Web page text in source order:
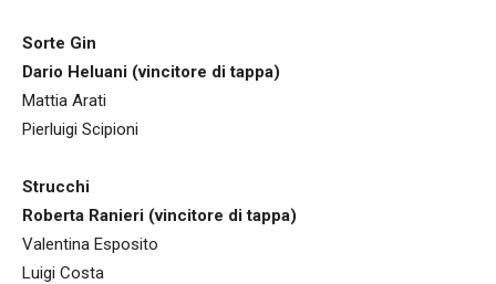
Sorte Gin
Dario Heluani (vincitore di tappa)
Mattia Arati
Pierluigi Scipioni
Strucchi
Roberta Ranieri (vincitore di tappa)
Valentina Esposito
Luigi Costa